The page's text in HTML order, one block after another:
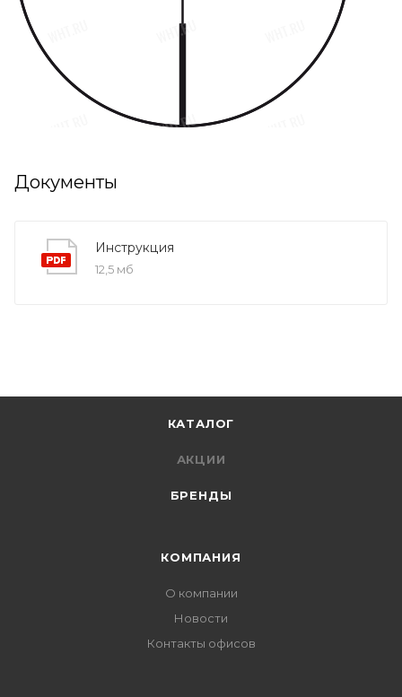
Документы
Инструкция
12,5 мб
КАТАЛОГ
АКЦИИ
БРЕНДЫ
КОМПАНИЯ
О компании
Новости
Контакты офисов